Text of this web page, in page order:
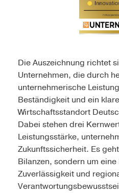
Die Auszeichnung richtet
Unternehmen, die durch
unternehmerische
Beständigkeit und ein
Wirtschaftsstandort
Dabei stehen drei
Leistungsstärke,
Zukunftssicherheit. Es
Bilanzen, sondern um
Zuverlässigkeit und